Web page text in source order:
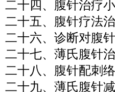
二十四、腹针治疗
二十五、腹针疗法
二十六、诊断对腹
二十七、薄氏腹针
二十八、腹针配刺
二十九、薄氏腹针